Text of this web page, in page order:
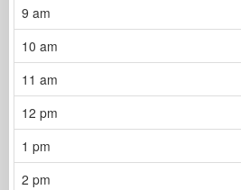
9 am
10 am
11 am
12 pm
1 pm
2 pm